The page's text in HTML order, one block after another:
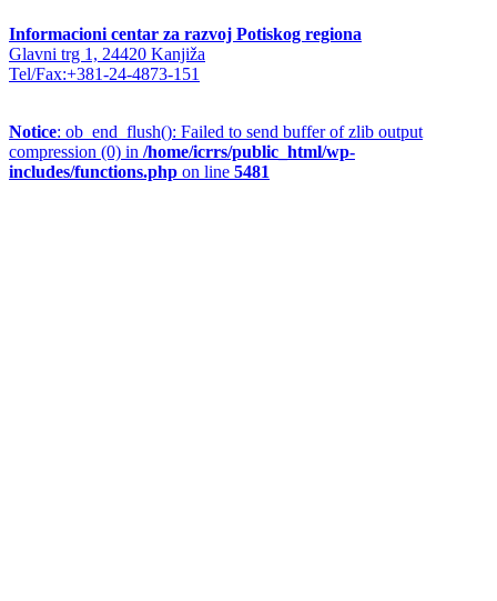
Informacioni centar za razvoj Potiskog regiona
Glavni trg 1, 24420 Kanjiža
Tel/Fax:+381-24-4873-151
Notice: ob_end_flush(): Failed to send buffer of zlib output
compression (0) in /home/icrrs/public_html/wp-
includes/functions.php on line 5481